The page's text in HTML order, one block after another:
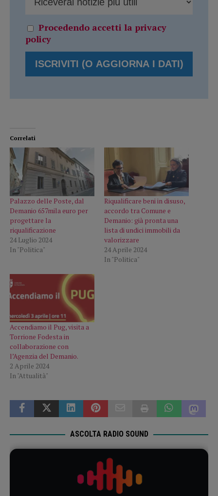
Procedendo accetti la privacy
policy
Correlati
Palazzo delle Poste, dal
Demanio 657mila euro per
progettare la
riqualificazione
24 Luglio 2024
In "Politica"
Riqualificare beni in disuso,
accordo tra Comune e
Demanio: già pronta una
lista di undici immobili da
valorizzare
24 Aprile 2024
In "Politica"
Accendiamo il Pug, visita a
Torrione Fodesta in
collaborazione con
l’Agenzia del Demanio.
2 Aprile 2024
In "Attualità"
ASCOLTA RADIO SOUND